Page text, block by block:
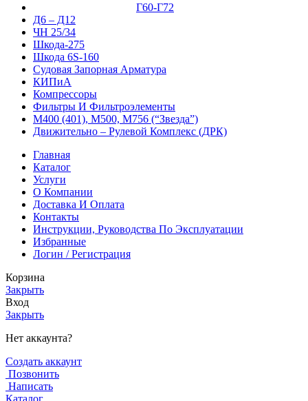
Г60-Г72
Д6 – Д12
ЧН 25/34
Шкода-275
Шкода 6S-160
Судовая Запорная Арматура
КИПиА
Компрессоры
Фильтры И Фильтроэлементы
М400 (401), М500, М756 (“Звезда”)
Движительно – Рулевой Комплекс (ДРК)
Главная
Каталог
Услуги
О Компании
Доставка И Оплата
Контакты
Инструкции, Руководства По Эксплуатации
Избранные
Логин / Регистрация
Корзина
Закрыть
Вход
Закрыть
Нет аккаунта?
Создать аккаунт
Позвонить
Написать
Каталог